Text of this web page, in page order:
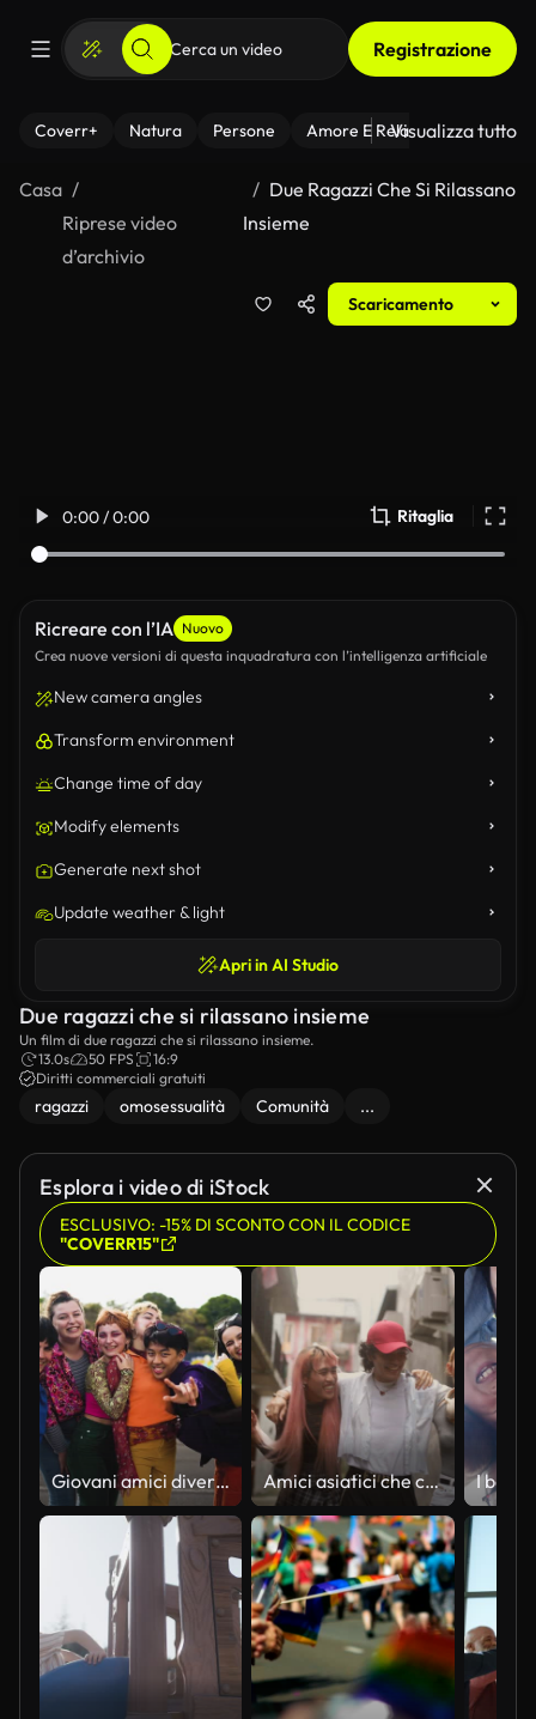
Registrazione
Coverr+ Natura Persone Amore E Relazioni Il
Visualizza tutto
Casa
Riprese video
d’archivio
Due Ragazzi Che Si Rilassano
Insieme
Scaricamento
0:00 / 0:00 Ritaglia
Ricreare con l’IA Nuovo
Crea nuove versioni di questa inquadratura con l’intelligenza artificiale
New camera angles
Transform environment
Change time of day
Modify elements
Generate next shot
Update weather & light
Apri in AI Studio
Due ragazzi che si rilassano insieme
Un film di due ragazzi che si rilassano insieme.
13.0s
50 FPS
16:9
Diritti commerciali gratuiti
ragazzi omosessualità Comunità ...
Esplora i video di iStock
ESCLUSIVO: -15% DI SCONTO CON IL CODICE
"COVERR15"
Giovani amici diversi felici che si divertono a uscire insieme - Giovani persone millennial concetto di generazione Amici asiatici che camminano e si divertono a parlare per strada nella città vecchia.